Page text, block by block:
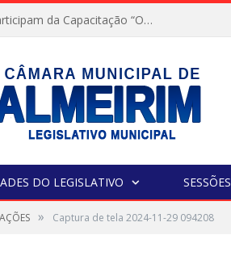
Servidores e Vereadores de Almeirim Participam da Capacitação “Orientar é a Nossa Missão”
DO LEGISLATIVO SESSÕES
» Captura de tela 2024-11-29 094208